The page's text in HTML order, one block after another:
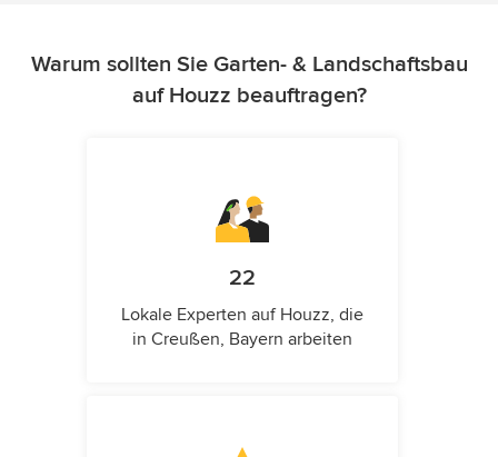
Warum sollten Sie Garten- & Landschaftsbau
auf Houzz beauftragen?
22
Lokale Experten auf Houzz, die
in Creußen, Bayern arbeiten